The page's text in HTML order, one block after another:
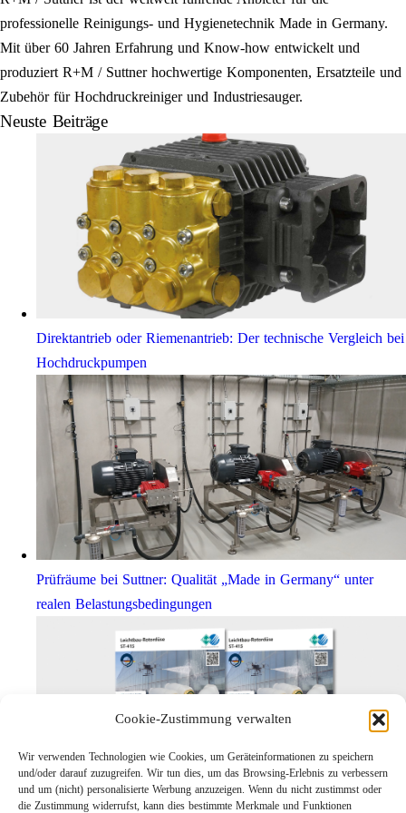
Cookie-Zustimmung verwalten
Wir verwenden Technologien wie Cookies, um Geräteinformationen zu speichern
und/oder darauf zuzugreifen. Wir tun dies, um das Browsing-Erlebnis zu verbessern
und um (nicht) personalisierte Werbung anzuzeigen. Wenn du nicht zustimmst oder
die Zustimmung widerrufst, kann dies bestimmte Merkmale und Funktionen
professionelle Reinigungs- und Hygienetechnik Made in Germany.
Mit über 60 Jahren Erfahrung und Know-how entwickelt und
produziert R+M / Suttner hochwertige Komponenten, Ersatzteile und
Zubehör für Hochdruckreiniger und Industriesauger.
Neuste Beiträge
Direktantrieb oder Riemenantrieb: Der technische Vergleich bei
Hochdruckpumpen
Prüfräume bei Suttner: Qualität „Made in Germany“ unter
realen Belastungsbedingungen